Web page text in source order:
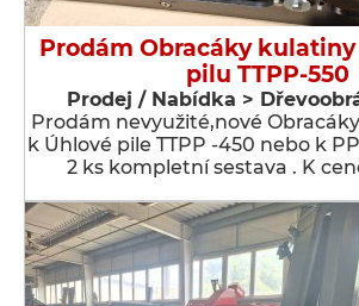
Prodám Obracáky
pilu TTPP-550
Prodej / Nabídka >
Prodám nevyužité,nové
k Úhlové pile TTPP -450 nebo k
2 ks kompletní sestava . K